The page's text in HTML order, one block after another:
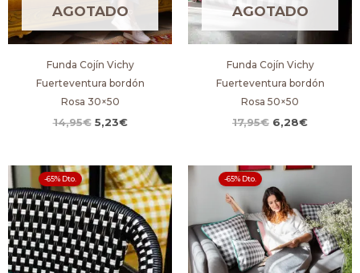
AGOTADO
Funda Cojín Vichy
Fuerteventura bordón
Rosa 30×50
14,95€ 5,23€
AGOTADO
Funda Cojín Vichy
Fuerteventura bordón
Rosa 50×50
17,95€ 6,28€
-65% Dto.
El
precio
original
era:
14,95€.
El
precio
actual
es:
5,23€.
-65% Dto.
El
precio
original
era:
17,95€.
El
actual
es:
6,28€.